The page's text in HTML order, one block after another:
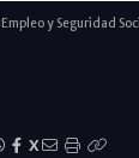
y Seguridad
X